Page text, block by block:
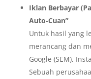
Iklan Berbayar
Auto-Cuan”
Untuk hasil yang
merancang dan
Google (SEM),
Sebuah